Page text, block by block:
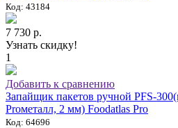
Код: 43184
7 730 р.
Узнать скидку!
1
Добавить к сравнению
Запайщик пакетов ручной PFS-
Proметалл, 2 мм) Foodatlas Pro
Код: 64696